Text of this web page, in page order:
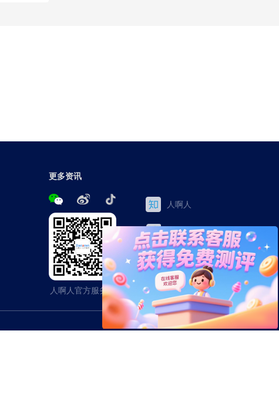
更多资讯
人啊人官方服务号
人啊人
三茅网
百家号
今日头条